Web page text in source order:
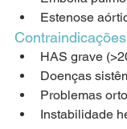
Estenose
HAS grave
Doenças
Problemas
Instabilidade